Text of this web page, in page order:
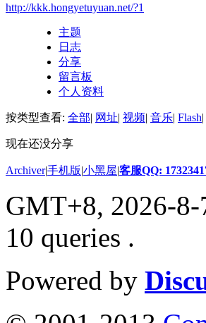
http://kkk.hongyetuyuan.net/?1
主题
日志
分享
留言板
个人资料
按类型查看: 全部| 网址| 视频| 音乐| Flash|
现在还没分享
Archiver|手机版|小黑屋|客服QQ:
GMT+8, 2026-8-
10 queries .
Powered by